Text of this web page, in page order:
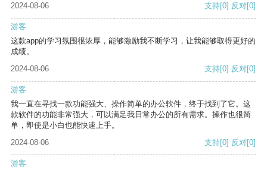
2024-08-06 支持[0] 反对[0]
游客
这款app的学习氛围很浓厚，能够激励我不断学习，让我能够取得更好的
成绩。
2024-08-06
支持[0] 反对[0]
游客
我一直在寻找一款功能强大、操作简单的办公软件，终于找到了它。这
款软件的功能非常强大，可以满足我日常办公的所有需求。操作也很简
单，即使是小白也能快速上手。
2024-08-06
支持[0] 反对[0]
游客